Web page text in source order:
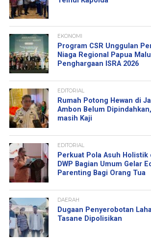
EKONOMI
Program CSR Unggulan
Niaga Regional Papua
Penghargaan ISRA 2026
EDITORIAL
Rumah Potong Hewan di
Ambon Belum
masih Kaji
EDITORIAL
Perkuat Pola Asuh Holistik
DWP Bagian Umum Gelar
Parenting Bagi Orang Tua
DAERAH
Dugaan Penyerobotan
Tasane Dipolisikan